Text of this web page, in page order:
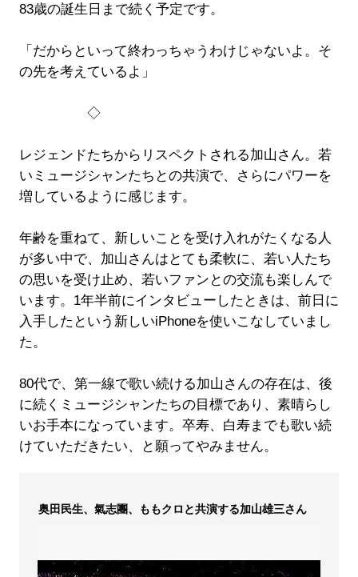
83歳の誕生日まで続く予定です。
「だからといって終わっちゃうわけじゃないよ。そ
の先を考えているよ」
◇
レジェンドたちからリスペクトされる加山さん。若
いミュージシャンたちとの共演で、さらにパワーを
増しているように感じます。
年齢を重ねて、新しいことを受け入れがたくなる人
が多い中で、加山さんはとても柔軟に、若い人たち
の思いを受け止め、若いファンとの交流も楽しんで
います。1年半前にインタビューしたときは、前日に
入手したという新しいiPhoneを使いこなしていまし
た。
80代で、第一線で歌い続ける加山さんの存在は、後
に続くミュージシャンたちの目標であり、素晴らし
いお手本になっています。卒寿、白寿までも歌い続
けていただきたい、と願ってやみません。
奥田民生、氣志團、ももクロと共演する加山雄三さん